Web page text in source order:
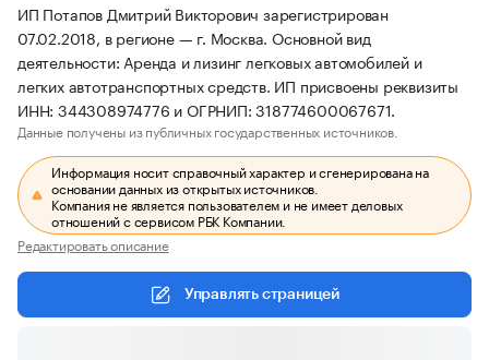
ИП Потапов Дмитрий Викторович зарегистрирован
07.02.2018, в регионе — г. Москва. Основной вид
деятельности: Аренда и лизинг легковых автомобилей и
легких автотранспортных средств. ИП присвоены реквизиты
ИНН: 344308974776 и ОГРНИП: 318774600067671.
Данные получены из публичных государственных источников.
Информация носит справочный характер и сгенерирована на
основании данных из открытых источников.
Компания не является пользователем и не имеет деловых
отношений с сервисом РБК Компании.
Редактировать описание
Управлять страницей